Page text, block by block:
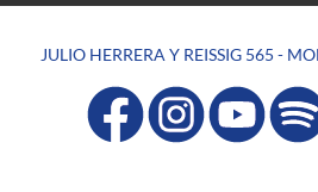
JULIO HERRERA Y REISSIG 565 -